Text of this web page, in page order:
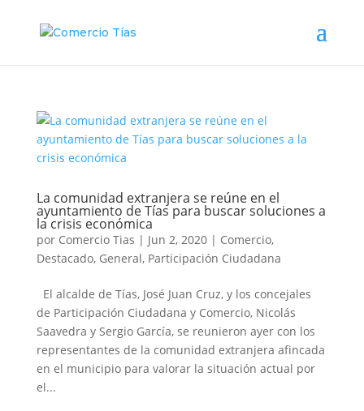
La comunidad extranjera se reúne en el
ayuntamiento de Tías para buscar soluciones a
la crisis económica
por Comercio Tias | Jun 2, 2020| Comercio,
Destacado, General, Participación Ciudadana
El alcalde de Tías, José Juan Cruz, y los concejales
de Participación Ciudadana y Comercio, Nicolás
Saavedra y Sergio García, se reunieron ayer con los
representantes de la comunidad extranjera afincada
en el municipio para valorar la situación actual por
el...